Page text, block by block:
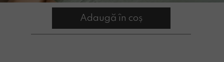
Adaugă în coș